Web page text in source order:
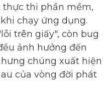
thi phần mềm,
chạy ứng dụng.
trên giấy", còn bug
ảnh hưởng đến
chúng xuất hiện
của vòng đời phát